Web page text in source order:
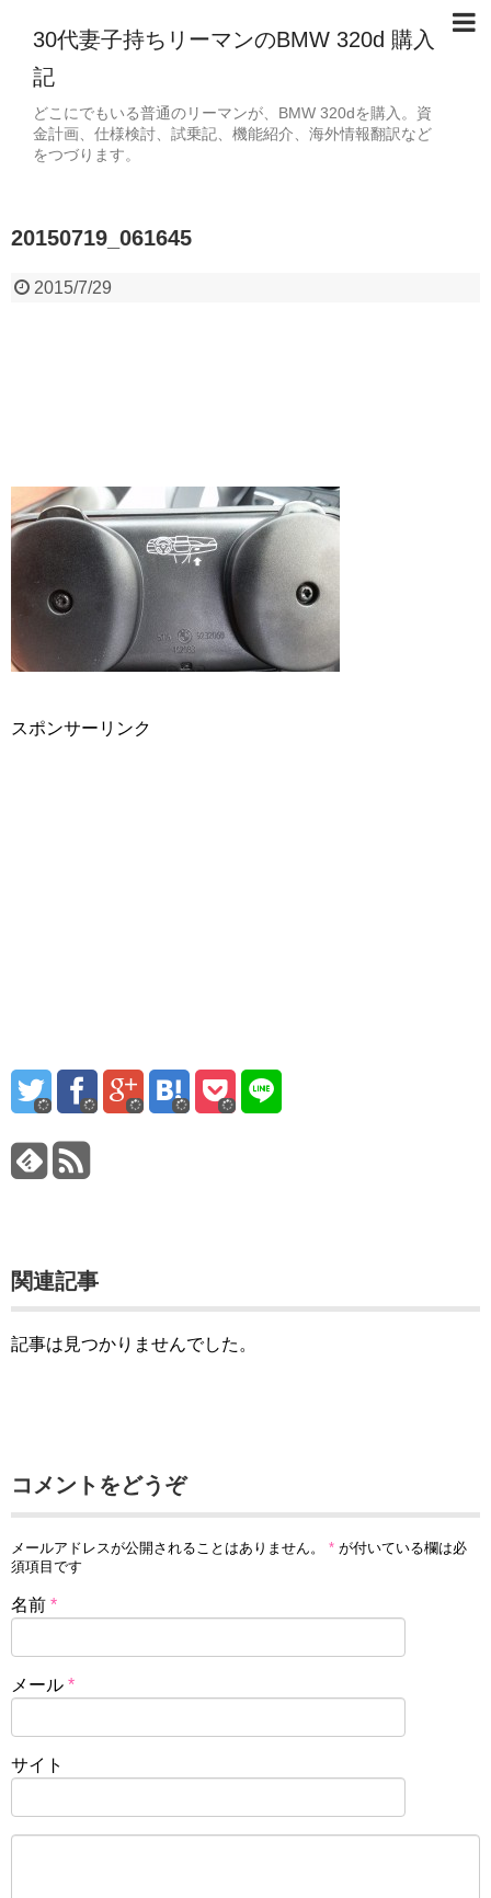
30代妻子持ちリーマンのBMW 320d 購入
記
どこにでもいる普通のリーマンが、BMW 320dを購入。資
金計画、仕様検討、試乗記、機能紹介、海外情報翻訳など
をつづります。
20150719_061645
2015/7/29
スポンサーリンク
関連記事
記事は見つかりませんでした。
コメントをどうぞ
メールアドレスが公開されることはありません。 * が付いている欄は必
須項目です
名前 *
メール *
サイト